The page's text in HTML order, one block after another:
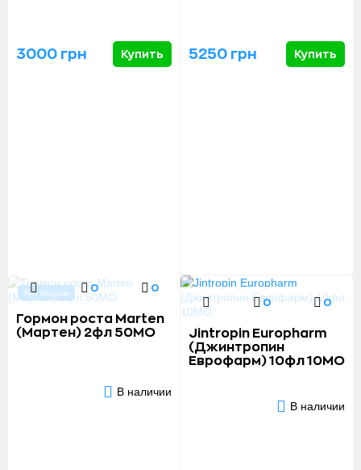
3000 грн Купить 5250 грн Купить
Хит продаж 0 0
Гормон роста Marten
(Мартен) 2фл 50МО
В наличии
0 0
Jintropin Europharm
(Джинтропин
Еврофарм) 10фл 10MО
В наличии